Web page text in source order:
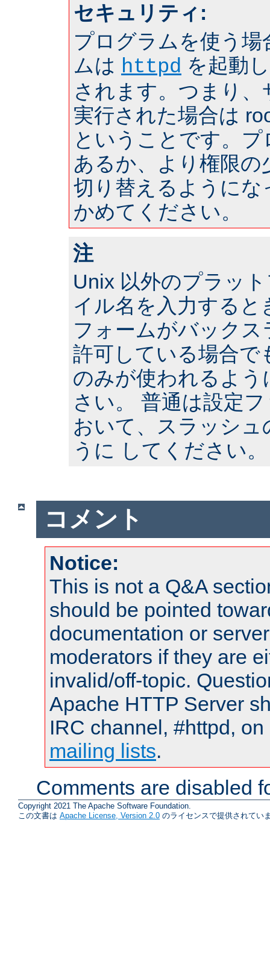
セキュリティ:
プログラムを使う
ムは httpd を起動
されます。つまり、
実行された場合は
ということです。
あるか、より権限の
切り替えるように
かめてください。
注
Unix 以外のプラッ
イル名を入力すると
フォームがバック
許可している場合で
のみが使われるよ
さい。 普通は設定
おいて、スラッシ
うに してください。
コメント
Notice:
This is not a Q&A
should be pointed
documentation or
moderators if they are
invalid/off-topic.
Apache HTTP Server
IRC channel, #httpd,
mailing lists.
Comments are disabled
Copyright 2021 The Apache Software Foundation.
この文書は Apache License, Version 2.0 のライセンスで提供されてい